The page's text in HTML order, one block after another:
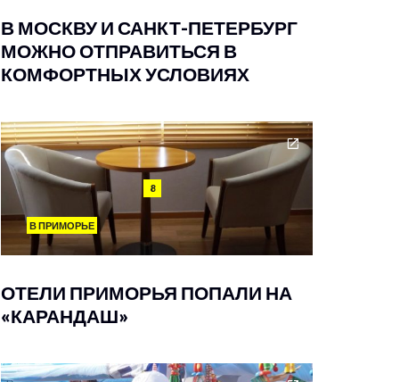
В МОСКВУ И САНКТ-ПЕТЕРБУРГ
МОЖНО ОТПРАВИТЬСЯ В
КОМФОРТНЫХ УСЛОВИЯХ
8
В ПРИМОРЬЕ
ОТЕЛИ ПРИМОРЬЯ ПОПАЛИ НА
«КАРАНДАШ»